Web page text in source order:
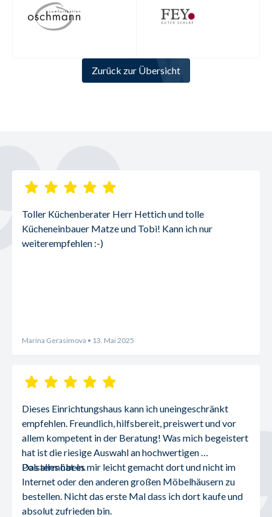
Zurück zur Übersicht
Toller Küchenberater Herr Hettich und tolle
Kücheneinbauer Matze und Tobi! Kann ich nur
weiterempfehlen :-)
Marina Gerasimova • 13. Mai 2025
Dieses Einrichtungshaus kann ich uneingeschränkt
empfehlen. Freundlich, hilfsbereit, preiswert und vor
allem kompetent in der Beratung! Was mich begeistert
hat ist die riesige Auswahl an hochwertigen
Polstermöbeln.
Das alles hat es mir leicht gemacht dort und nicht im
Internet oder den anderen großen Möbelhäusern zu
bestellen. Nicht das erste Mal dass ich dort kaufe und
absolut zufrieden bin.